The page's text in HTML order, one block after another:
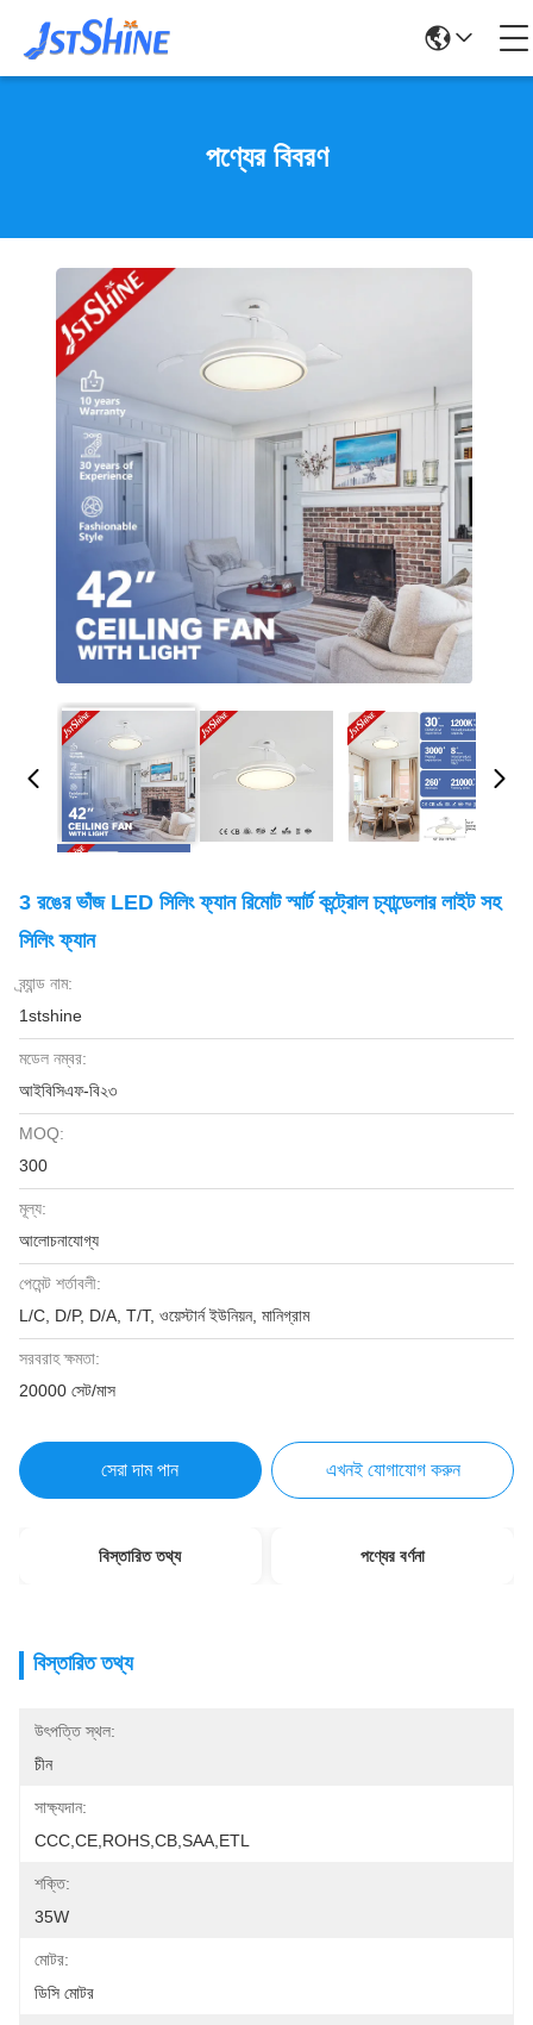
পণ্যের বিবরণ
3 রঙের ভাঁজ LED সিলিং ফ্যান রিমোট স্মার্ট কন্ট্রোল চ্যান্ডেলার লাইট সহ
সিলিং ফ্যান
ব্র্যান্ড নাম:
1stshine
মডেল নম্বর:
আইবিসিএফ-বি২৩
MOQ:
300
মূল্য:
আলোচনাযোগ্য
পেমেন্ট শর্তাবলী:
L/C, D/P, D/A, T/T, ওয়েস্টার্ন ইউনিয়ন, মানিগ্রাম
সরবরাহ ক্ষমতা:
20000 সেট/মাস
সেরা দাম পান এখনই যোগাযোগ করুন
বিস্তারিত তথ্য পণ্যের বর্ণনা
বিস্তারিত তথ্য
উৎপত্তি স্থল:
চীন
সাক্ষ্যদান:
CCC,CE,ROHS,CB,SAA,ETL
শক্তি:
35W
মোটর:
ডিসি মোটর